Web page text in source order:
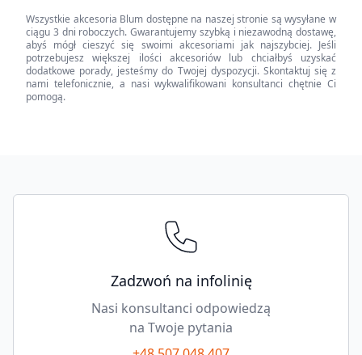
ramy
do
drewnianej
ścianki
tylnej
frontem,
LEGRABOX/MERIVOBOX
Wszystkie akcesoria Blum dostępne na naszej stronie są wysyłane w
ciągu 3 dni roboczych. Gwarantujemy szybką i niezawodną dostawę,
abyś mógł cieszyć się swoimi akcesoriami jak najszybciej. Jeśli
potrzebujesz większej ilości akcesoriów lub chciałbyś uzyskać
dodatkowe porady, jesteśmy do Twojej dyspozycji. Skontaktuj się z
nami telefonicznie, a nasi wykwalifikowani konsultanci chętnie Ci
pomogą.
Zadzwoń na infolinię
Nasi konsultanci odpowiedzą
na Twoje pytania